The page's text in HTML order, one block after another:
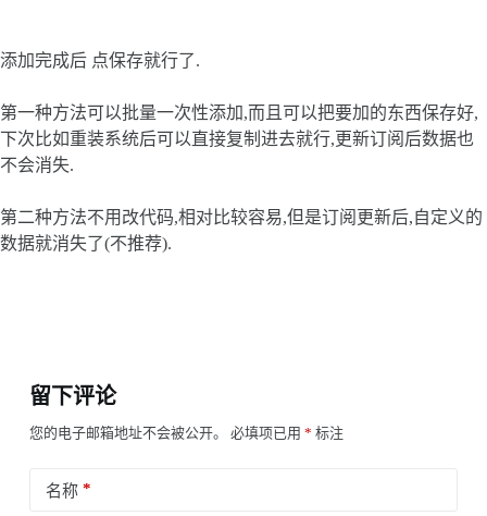
添加完成后 点保存就行了.
第一种方法可以批量一次性添加,而且可以把要加的东西保存好,
下次比如重装系统后可以直接复制进去就行,更新订阅后数据也
不会消失.
第二种方法不用改代码,相对比较容易,但是订阅更新后,自定义的
数据就消失了(不推荐).
留下评论
您的电子邮箱地址不会被公开。 必填项已用 * 标注
名称*